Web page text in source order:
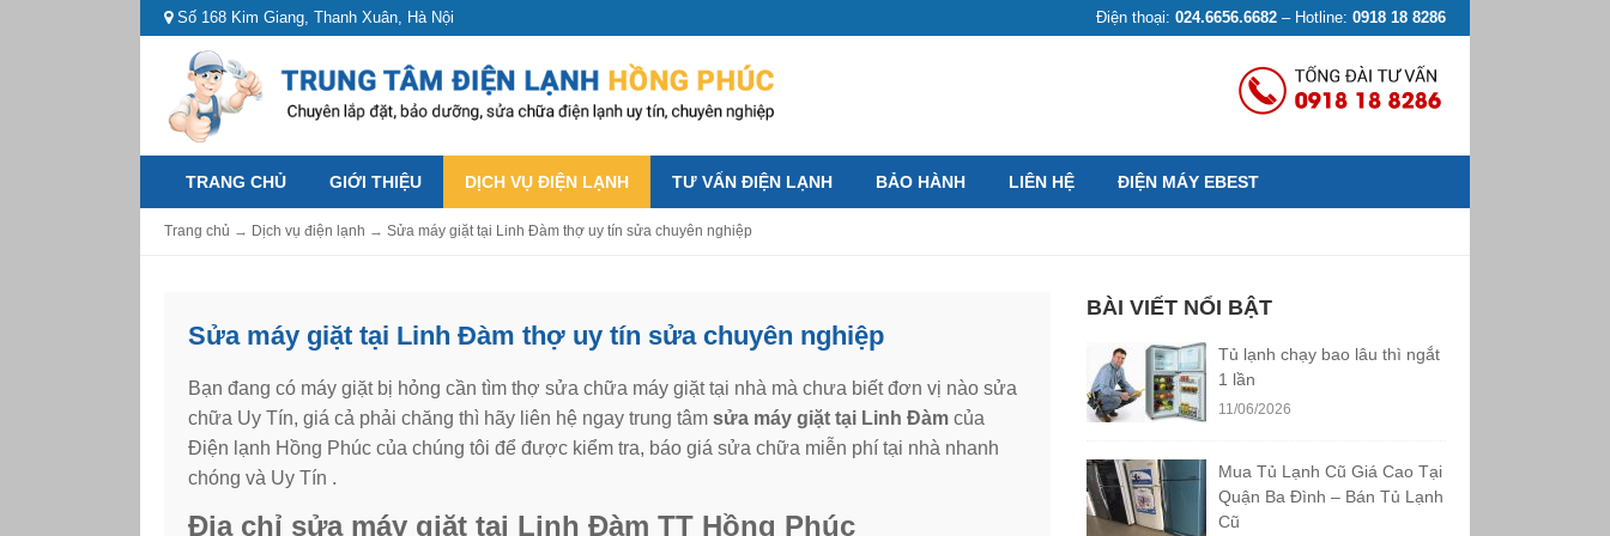
Số 168 Kim Giang, Thanh Xuân, Hà Nội Điện thoại: 024.6656.6682 – Hotline: 0918 18 8286
TRANG CHỦ GIỚI THIỆU DỊCH VỤ ĐIỆN LẠNH TƯ VẤN ĐIỆN LẠNH BẢO HÀNH LIÊN HỆ ĐIỆN MÁY EBEST
Trang chủ → Dịch vụ điện lạnh → Sửa máy giặt tại Linh Đàm thợ uy tín sửa chuyên nghiệp
Sửa máy giặt tại Linh Đàm thợ uy tín sửa chuyên nghiệp
Bạn đang có máy giặt bị hỏng cần tìm thợ sửa chữa máy giặt tại nhà mà chưa biết đơn vị nào sửa
chữa Uy Tín, giá cả phải chăng thì hãy liên hệ ngay trung tâm sửa máy giặt tại Linh Đàm của
Điện lạnh Hồng Phúc của chúng tôi để được kiểm tra, báo giá sửa chữa miễn phí tại nhà nhanh
chóng và Uy Tín .
Địa chỉ sửa máy giặt tại Linh Đàm TT Hồng Phúc
BÀI VIẾT NỔI BẬT
Tủ lạnh chạy bao lâu thì ngắt
1 lần
11/06/2026
Mua Tủ Lạnh Cũ Giá Cao Tại
Quận Ba Đình – Bán Tủ Lạnh
Cũ